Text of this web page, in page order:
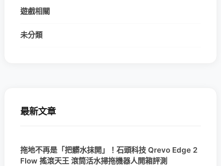
遊戲相關
未分類
最新文章
拖地不再是「把髒水抹開」！石頭科技 Qrevo Edge 2
Flow 搖滾天王 滾筒活水掃拖機器人開箱評測